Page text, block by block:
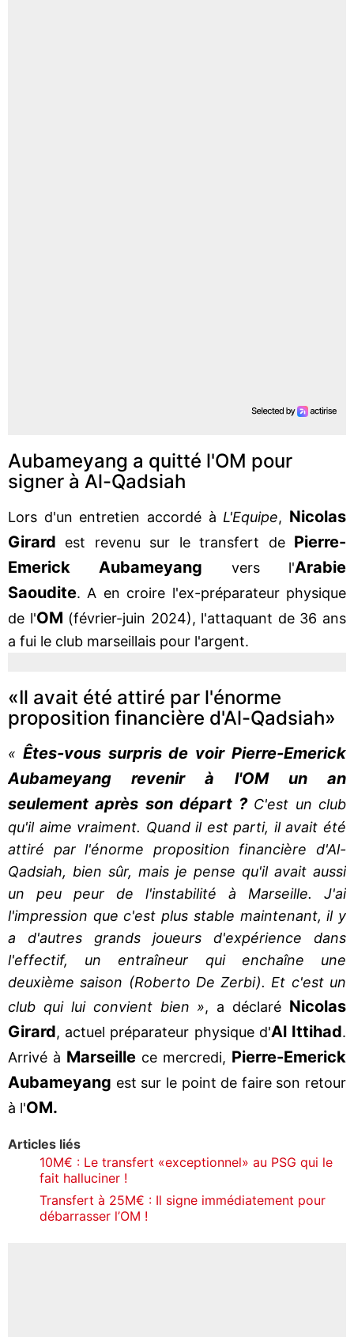
Aubameyang a quitté l'OM pour
signer à Al-Qadsiah
Lors d'un entretien accordé à L'Equipe, Nicolas
Girard est revenu sur le transfert de Pierre-
Emerick Aubameyang vers l'Arabie
Saoudite. A en croire l'ex-préparateur physique
de l'OM (février-juin 2024), l'attaquant de 36 ans
a fui le club marseillais pour l'argent.
«Il avait été attiré par l'énorme
proposition financière d'Al-Qadsiah»
« Êtes-vous surpris de voir Pierre-Emerick
Aubameyang revenir à l'OM un an
seulement après son départ ?C'est un club
qu'il aime vraiment. Quand il est parti, il avait été
attiré par l'énorme proposition financière d'Al-
Qadsiah, bien sûr, mais je pense qu'il avait aussi
un peu peur de l'instabilité à Marseille. J'ai
l'impression que c'est plus stable maintenant, il y
a d'autres grands joueurs d'expérience dans
l'effectif, un entraîneur qui enchaîne une
deuxième saison (Roberto De Zerbi). Et c'est un
club qui lui convient bien », a déclaré Nicolas
Girard, actuel préparateur physique d'Al Ittihad.
Arrivé à Marseille ce mercredi, Pierre-Emerick
Aubameyang est sur le point de faire son retour
à l'OM.
Articles liés
10M€ : Le transfert «exceptionnel» au PSG qui le
fait halluciner !
Transfert à 25M€ : Il signe immédiatement pour
débarrasser l’OM !